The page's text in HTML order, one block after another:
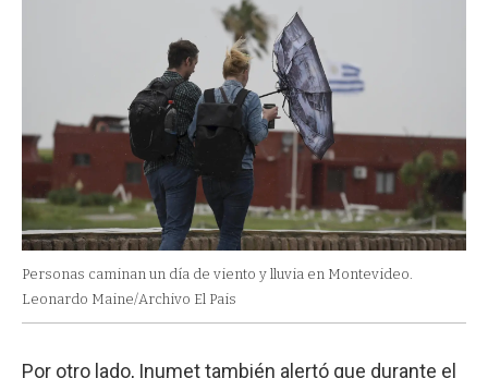
Personas caminan un día de viento y lluvia en Montevideo.
Leonardo Maine/Archivo El Pais
Por otro lado, Inumet también alertó que durante el